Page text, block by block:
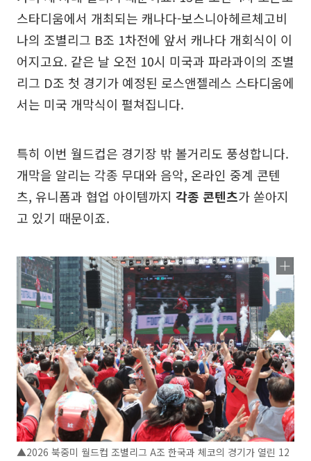
스타디움에서 개최되는 캐나다-보스니아헤르체고비
나의 조별리그 B조 1차전에 앞서 캐나다 개회식이 이
어지고요. 같은 날 오전 10시 미국과 파라과이의 조별
리그 D조 첫 경기가 예정된 로스앤젤레스 스타디움에
서는 미국 개막식이 펼쳐집니다.
특히 이번 월드컵은 경기장 밖 볼거리도 풍성합니다.
개막을 알리는 각종 무대와 음악, 온라인 중계 콘텐
츠, 유니폼과 협업 아이템까지 각종 콘텐츠가 쏟아지
고 있기 때문이죠.
▲2026 북중미 월드컵 조별리그 A조 한국과 체코의 경기가 열린 12